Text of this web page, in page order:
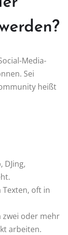
Media-
Sei
heißt
DJing,
oft in
zwei oder mehr
arbeiten.